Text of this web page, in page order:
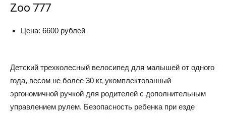
Zoo 777
Цена: 6600 рублей
Детский трехколесный велосипед для малышей от одного
года, весом не более 30 кг, укомплектованный
эргономичной ручкой для родителей с дополнительным
управлением рулем. Безопасность ребенка при езде